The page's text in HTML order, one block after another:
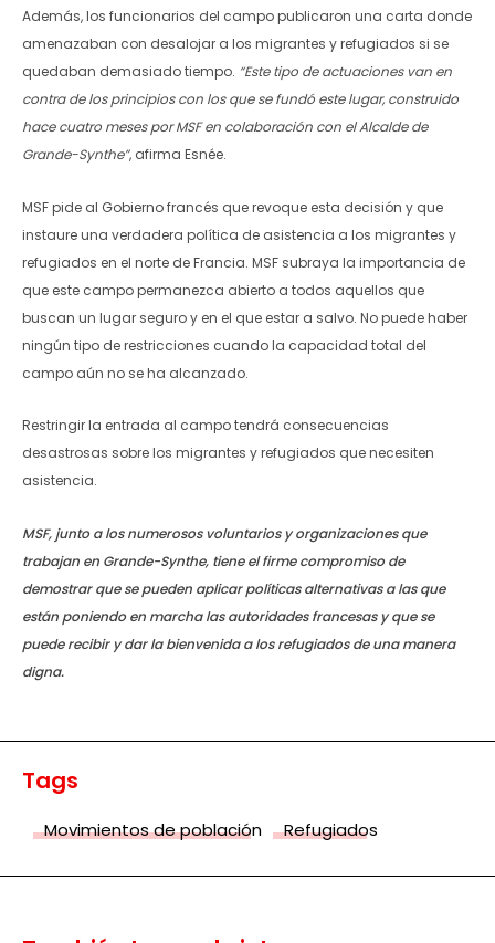
Además, los funcionarios del campo publicaron una carta donde
amenazaban con desalojar a los migrantes y refugiados si se
quedaban demasiado tiempo. “Este tipo de actuaciones van en
contra de los principios con los que se fundó este lugar, construido
hace cuatro meses por MSF en colaboración con el Alcalde de
Grande-Synthe”, afirma Esnée.
MSF pide al Gobierno francés que revoque esta decisión y que
instaure una verdadera política de asistencia a los migrantes y
refugiados en el norte de Francia. MSF subraya la importancia de
que este campo permanezca abierto a todos aquellos que
buscan un lugar seguro y en el que estar a salvo. No puede haber
ningún tipo de restricciones cuando la capacidad total del
campo aún no se ha alcanzado.
Restringir la entrada al campo tendrá consecuencias
desastrosas sobre los migrantes y refugiados que necesiten
asistencia.
MSF, junto a los numerosos voluntarios y organizaciones que
trabajan en Grande-Synthe, tiene el firme compromiso de
demostrar que se pueden aplicar políticas alternativas a las que
están poniendo en marcha las autoridades francesas y que se
puede recibir y dar la bienvenida a los refugiados de una manera
digna.
Tags
Movimientos de población Refugiados